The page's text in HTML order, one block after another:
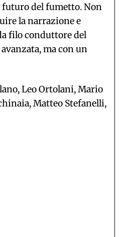
del fumetto. Non
la narrazione e
filo conduttore del
ma con un
Leo Ortolani, Mario
Matteo Stefanelli,